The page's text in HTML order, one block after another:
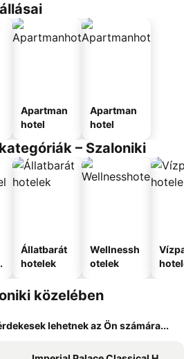
Apartman
hotel
Apartman
hotel
– Szaloniki
Állatbarát
hotelek
Wellnessh
otelek
közelében
lehetnek az Ön számára...